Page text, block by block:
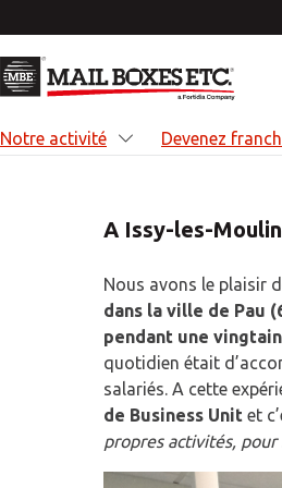
Notre activité Devenez
A Issy-les-
Nous avons le plaisir
dans la ville de Pau
pendant une
quotidien était
salariés. A cette
de Business Unit et
propres activités,